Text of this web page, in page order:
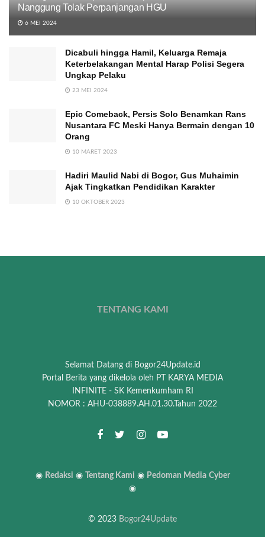
Nanggung Tolak Perpanjangan HGU
6 MEI 2024
Dicabuli hingga Hamil, Keluarga Remaja
Keterbelakangan Mental Harap Polisi Segera
Ungkap Pelaku
23 MEI 2024
Epic Comeback, Persis Solo Benamkan Rans
Nusantara FC Meski Hanya Bermain dengan 10
Orang
10 MARET 2023
Hadiri Maulid Nabi di Bogor, Gus Muhaimin
Ajak Tingkatkan Pendidikan Karakter
10 OKTOBER 2023
TENTANG KAMI
Selamat Datang di Bogor24Update.id
Portal Berita yang dikelola oleh PT KARYA MEDIA
INFINITE - SK Kemenkumham RI
NOMOR : AHU-038889.AH.01.30.Tahun 2022
◉ Redaksi ◉ Tentang Kami ◉ Pedoman Media Cyber
◉
© 2023 Bogor24Update